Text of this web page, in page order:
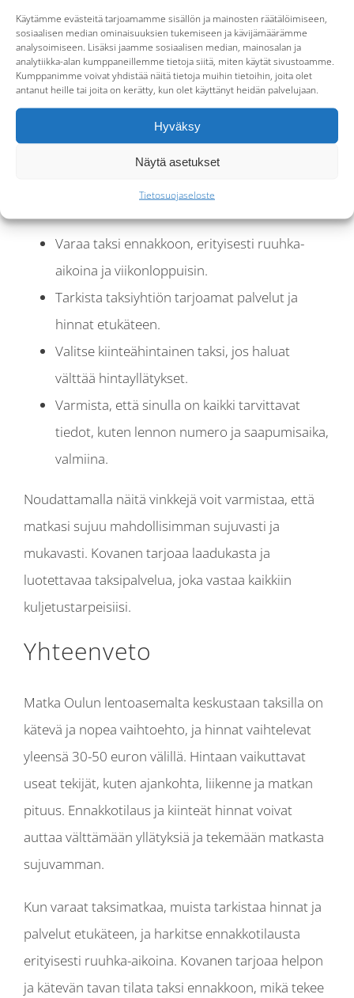
Käytämme evästeitä tarjoamamme sisällön ja mainosten räätälöimiseen,
sosiaalisen median ominaisuuksien tukemiseen ja kävijämäärämme
analysoimiseen. Lisäksi jaamme sosiaalisen median, mainosalan ja
analytiikka-alan kumppaneillemme tietoja siitä, miten käytät sivustoamme.
Kumppanimme voivat yhdistää näitä tietoja muihin tietoihin, joita olet
antanut heille tai joita on kerätty, kun olet käyttänyt heidän palvelujaan.
Hyväksy
Näytä asetukset
Tietosuojaseloste
ja mukavaa.
Vinkkejä taksimatkan
varaamiseen
Kun varaat taksimatkaa Oulun lentoasemalta
keskustaan, kannattaa ottaa huomioon muutamia
Varaa taksi ennakkoon, erityisesti ruuhka-
aikoina ja viikonloppuisin.
Tarkista taksiyhtiön tarjoamat palvelut ja
hinnat etukäteen.
Valitse kiinteähintainen taksi, jos haluat
välttää hintayllätykset.
Varmista, että sinulla on kaikki tarvittavat
tiedot, kuten lennon numero ja saapumisaika,
valmiina.
Noudattamalla näitä vinkkejä voit varmistaa, että
matkasi sujuu mahdollisimman sujuvasti ja
mukavasti. Kovanen tarjoaa laadukasta ja
luotettavaa taksipalvelua, joka vastaa kaikkiin
kuljetustarpeisiisi.
Yhteenveto
Matka Oulun lentoasemalta keskustaan taksilla on
kätevä ja nopea vaihtoehto, ja hinnat vaihtelevat
yleensä 30-50 euron välillä. Hintaan vaikuttavat
useat tekijät, kuten ajankohta, liikenne ja matkan
pituus. Ennakkotilaus ja kiinteät hinnat voivat
auttaa välttämään yllätyksiä ja tekemään matkasta
sujuvamman.
Kun varaat taksimatkaa, muista tarkistaa hinnat ja
palvelut etukäteen, ja harkitse ennakkotilausta
erityisesti ruuhka-aikoina. Kovanen tarjoaa helpon
ja kätevän tavan tilata taksi ennakkoon, mikä tekee